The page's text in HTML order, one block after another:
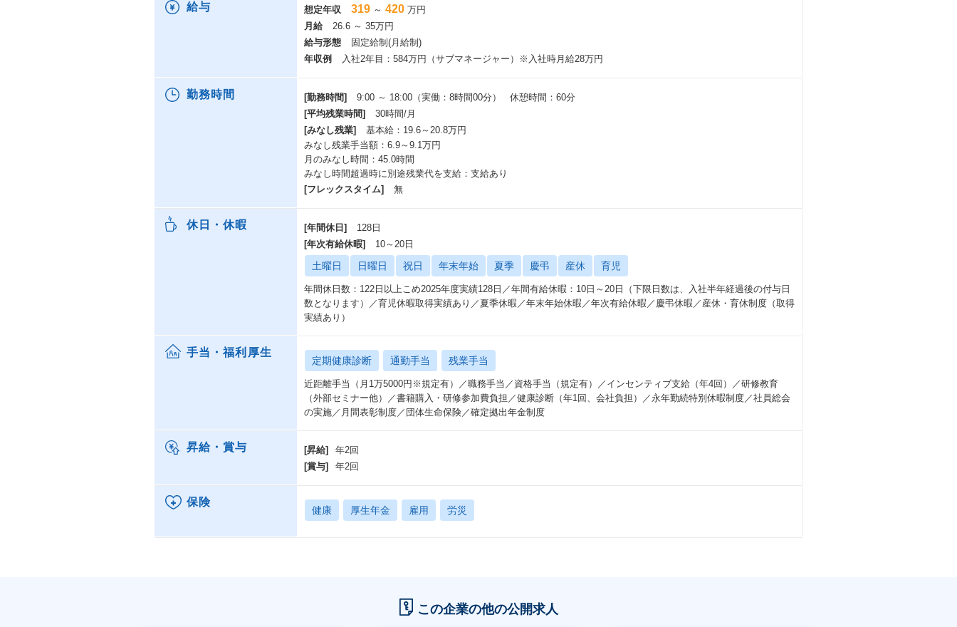
給与 想定年収 319 ～ 420 万円
月給
26.6 ～ 35万円
給与形態
固定給制(月給制)
年収例
入社2年目：584万円（サブマネージャー）※入社時月給28万円
勤務時間 [勤務時間]
9:00 ～ 18:00（実働：8時間00分） 休憩時間：60分
[平均残業時間]
30時間/月
[みなし残業]
基本給：19.6～20.8万円
みなし残業手当額：6.9～9.1万円
月のみなし時間：45.0時間
みなし時間超過時に別途残業代を支給：支給あり
[フレックスタイム]
無
休日・休暇 [年間休日]
128日
[年次有給休暇]
10～20日
土曜日 日曜日 祝日 年末年始 夏季 慶弔 産休 育児
年間休日数：122日以上こめ2025年度実績128日／年間有給休暇：10日～20日（下限日数は、入社半年経過後の付与日
数となります）／育児休暇取得実績あり／夏季休暇／年末年始休暇／年次有給休暇／慶弔休暇／産休・育休制度（取得
実績あり）
手当・福利厚生
定期健康診断 通勤手当 残業手当
近距離手当（月1万5000円※規定有）／職務手当／資格手当（規定有）／インセンティブ支給（年4回）／研修教育
（外部セミナー他）／書籍購入・研修参加費負担／健康診断（年1回、会社負担）／永年勤続特別休暇制度／社員総会
の実施／月間表彰制度／団体生命保険／確定拠出年金制度
昇給・賞与 [昇給]
年2回
[賞与]
年2回
保険
健康 厚生年金 雇用 労災
この企業の他の公開求人